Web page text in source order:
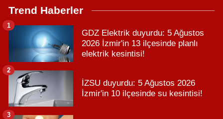
Trend Haberler
GDZ Elektrik duyurdu: 5 Ağustos
2026 İzmir'in 13 ilçesinde planlı
elektrik kesintisi!
1
İZSU duyurdu: 5 Ağustos 2026
İzmir'in 10 ilçesinde su kesintisi!
2
3